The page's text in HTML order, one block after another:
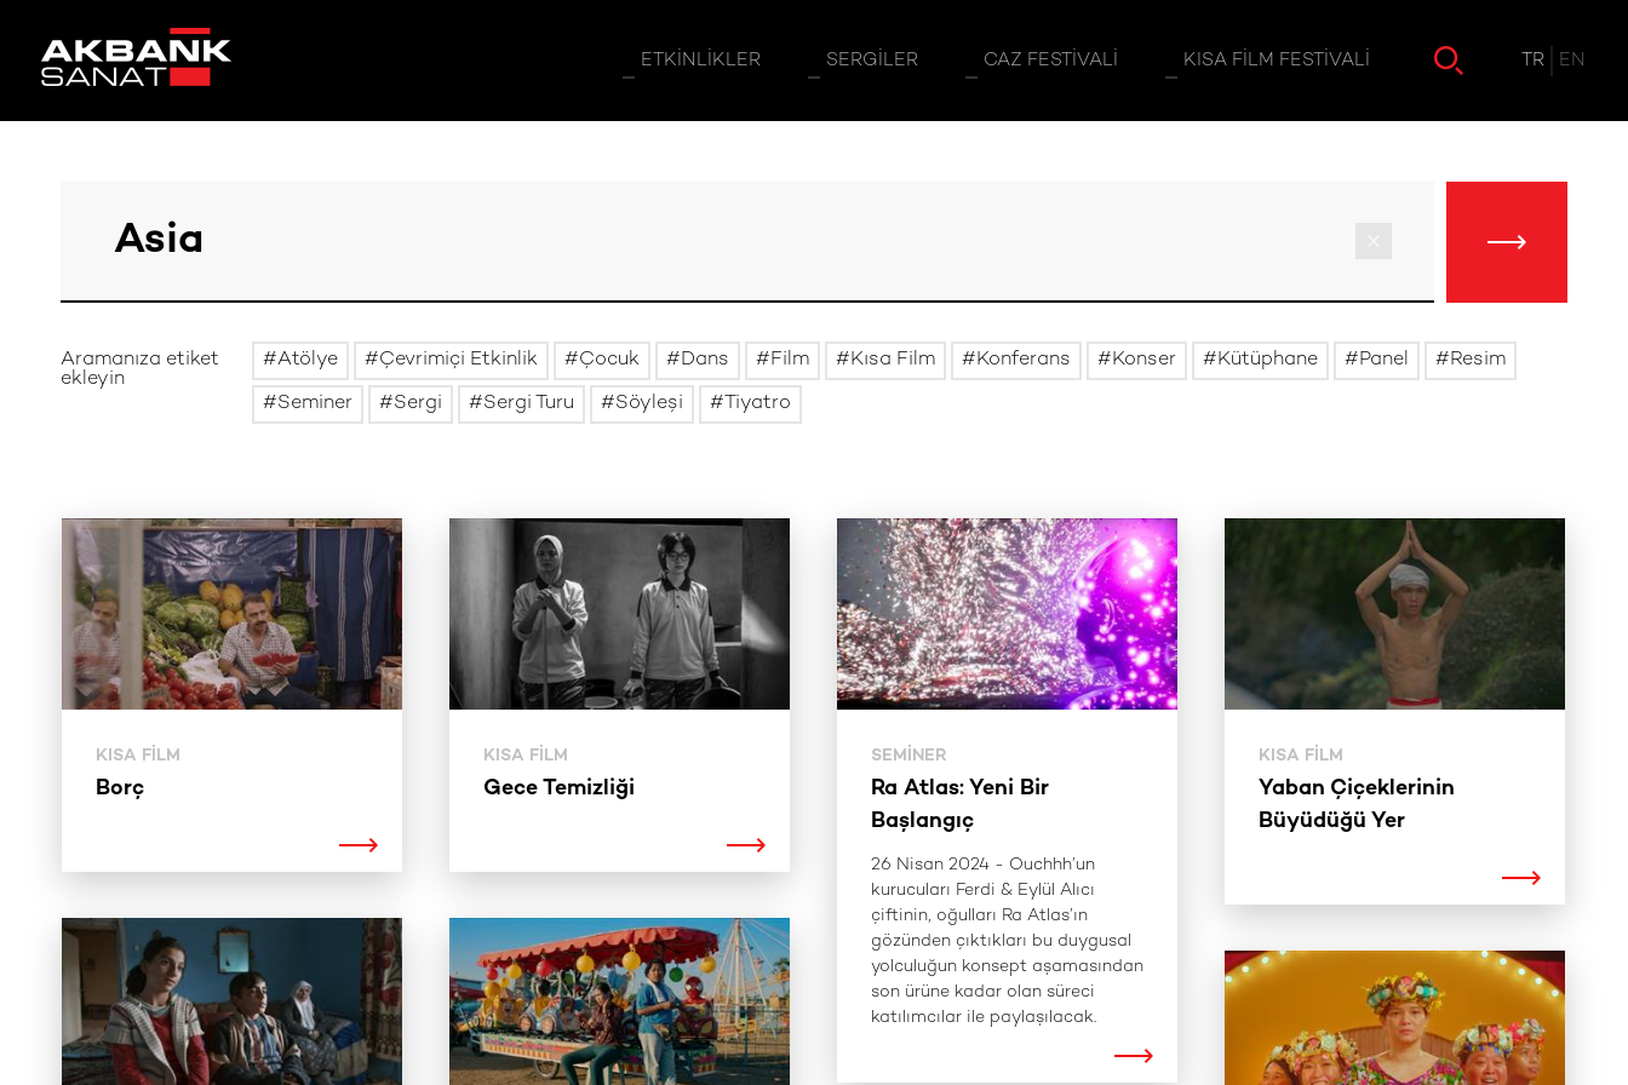
ETKINLIKLER SERGILER CAZ FESTIVALI KISA FILM FESTIVALI TR EN
Aramanıza etiket
ekleyin
Atölye Çevrimiçi Etkinlik Çocuk Dans Film Kısa Film Konferans Konser Kütüphane Panel Resim
Seminer Sergi Sergi Turu Söyleşi Tiyatro
KISA FILM
Borç
KISA FILM
Gece Temizliği
SEMINER
Ra Atlas: Yeni Bir
Başlangıç
26 Nisan 2024 - Ouchhh’un
kurucuları Ferdi & Eylül Alıcı
çiftinin, oğulları Ra Atlas’ın
gözünden çıktıkları bu duygusal
yolculuğun konsept aşamasından
son ürüne kadar olan süreci
katılımcılar ile paylaşılacak.
KISA FILM
Yaban Çiçeklerinin
Büyüdüğü Yer